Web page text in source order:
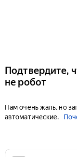
Подтвердите,
не робот
Нам очень жаль, но
автоматические.